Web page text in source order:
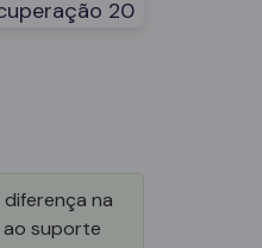
na
ao suporte